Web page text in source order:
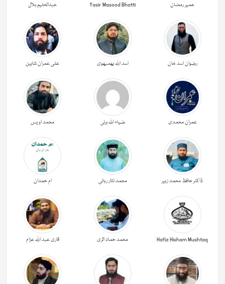
عمیر رمضان Yasir Masood Bhatti عبدالحليم بلال
رضوان اسد خان اسد اللہ بھمبھوی علی عمران شاہین
عمران محمدی ضیاء اللہ برنی محمد اویس
ڈاکٹر حافظ محمد زبیر محمد نثار ربانی ام حمدان
Hafiz Hisham Mushtaq محمد حماد اثری قاری عبد اللہ عزام